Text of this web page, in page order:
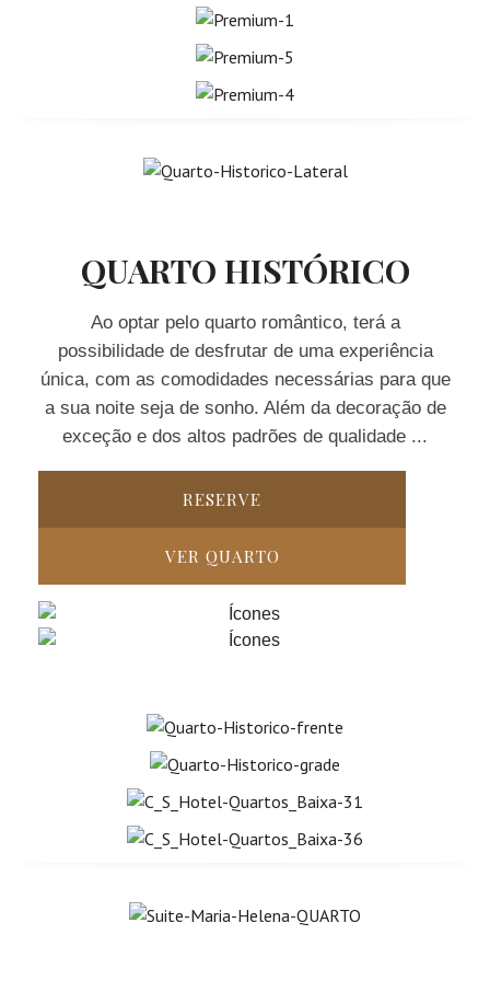
QUARTO HISTÓRICO
Ao optar pelo quarto romântico, terá a
possibilidade de desfrutar de uma experiência
única, com as comodidades necessárias para que
a sua noite seja de sonho. Além da decoração de
exceção e dos altos padrões de qualidade ...
RESERVE
VER QUARTO